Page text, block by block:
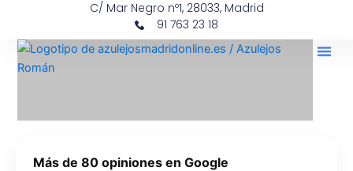
contenido
C/ Mar Negro nº1, 28033, Madrid
91 763 23 18
Más de 80 opiniones en Google